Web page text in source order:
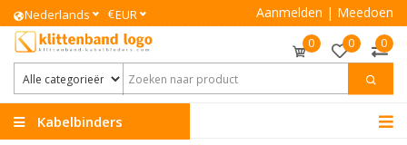
Nederlands €EUR Aanmelden | Meedoen
0 0 0
Kabelbinders